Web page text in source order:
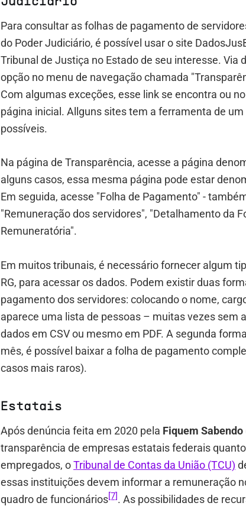
Para consultar as folhas de pagamento de
do Poder Judiciário, é possível usar o site
Tribunal de Justiça no Estado de seu interesse. Via
opção no menu de navegação chamada
Com algumas exceções, esse link se encontra ou
página inicial. Allguns sites tem a ferramenta de
possíveis.
Na página de Transparência, acesse a página
alguns casos, essa mesma página pode estar
Em seguida, acesse "Folha de Pagamento" -
"Remuneração dos servidores", "Detalhamento da
Remuneratória".
Em muitos tribunais, é necessário fornecer algum
RG, para acessar os dados. Podem existir duas
pagamento dos servidores: colocando o nome,
aparece uma lista de pessoas – muitas vezes sem
dados em CSV ou mesmo em PDF. A segunda
mês, é possível baixar a folha de pagamento
casos mais raros).
Estatais
Após denúncia feita em 2020 pela Fiquem Sabendo
transparência de empresas estatais federais
empregados, oTribunal de Contas da União (TCU)
essas instituições devem informar a remuneração
quadro de funcionários[7]. As possibilidades de